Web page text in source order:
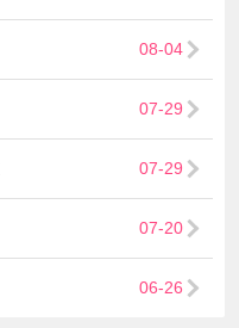
08-04
07-29
07-29
07-20
06-26